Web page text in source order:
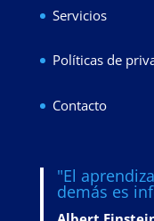
Servicios
Políticas de
Contacto
"El
demás es